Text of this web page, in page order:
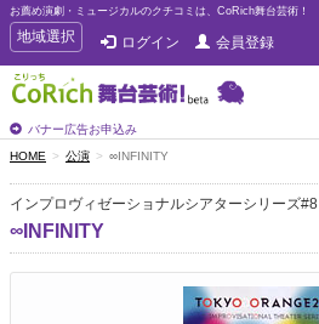
お薦め演劇・ミュージカルのクチコミは、CoRich舞台芸術！
T
o
g
g
e
n
a
v
地域選択 ログイン 会員登録
バナー広告お申込み
HOME 公演 ∞INFINITY
インプロヴィゼーショナルシアターシリーズ#8
∞INFINITY